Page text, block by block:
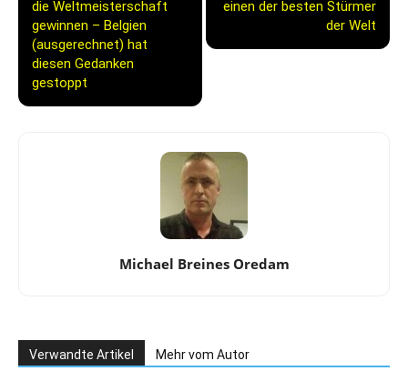
die Weltmeisterschaft
gewinnen – Belgien
(ausgerechnet) hat
diesen Gedanken
gestoppt
einen der besten Stürmer
der Welt
Michael Breines Oredam
Verwandte Artikel Mehr vom Autor